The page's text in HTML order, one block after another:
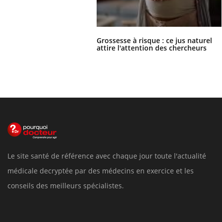
Grossesse à risque : ce jus naturel
attire l'attention des chercheurs
Le site santé de référence avec chaque jour toute l'actualité
médicale decryptée par des médecins en exercice et les
conseils des meilleurs spécialistes.